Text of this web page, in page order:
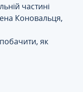
частині
Коновальця,
як